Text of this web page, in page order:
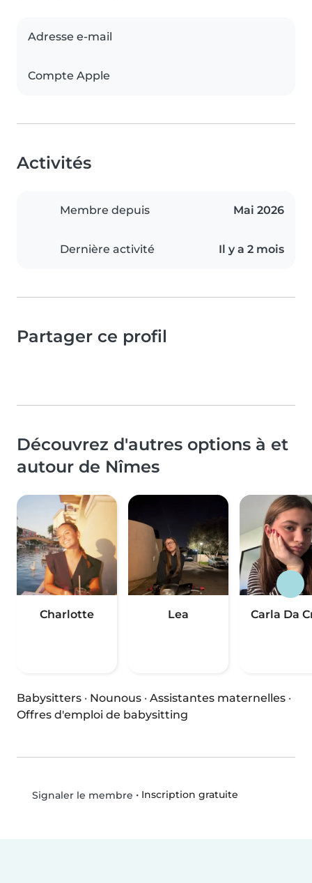
Adresse e-mail
Compte Apple
Activités
Membre depuis Mai 2026
Dernière activité Il y a 2 mois
Partager ce profil
Découvrez d'autres options à et
autour de Nîmes
Charlotte Lea Carla Da
Babysitters · Nounous · Assistantes maternelles ·
Offres d'emploi de babysitting
Signaler le membre • Inscription gratuite